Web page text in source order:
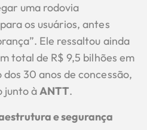
uma rodovia
os usuários, antes
Ele ressaltou ainda
total de R$ 9,5 bilhões em
30 anos de concessão,
junto àANTT.
e segurança